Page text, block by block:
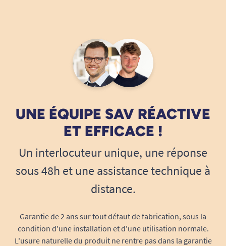
UNE ÉQUIPE SAV RÉACTIVE
ET EFFICACE !
Un interlocuteur unique, une réponse
sous 48h et une assistance technique à
distance.
Garantie de 2 ans sur tout défaut de fabrication, sous la
condition d'une installation et d'une utilisation normale.
L'usure naturelle du produit ne rentre pas dans la garantie